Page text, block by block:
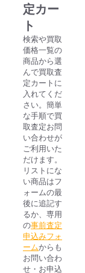
ト
パ
ー
ツ
セ
ッ
ト
個
定カー
ト
検索や買取
価格一覧の
商品から選
んで買取査
定カートに
入れてくだ
さい。簡単
な手順で買
取査定お問
い合わせが
ご利用いた
だけます。
リストにな
い商品はフ
ォームの最
後に追記す
るか、専用
の事前査定
申込みフォ
ームからも
お問い合わ
せ・お申込